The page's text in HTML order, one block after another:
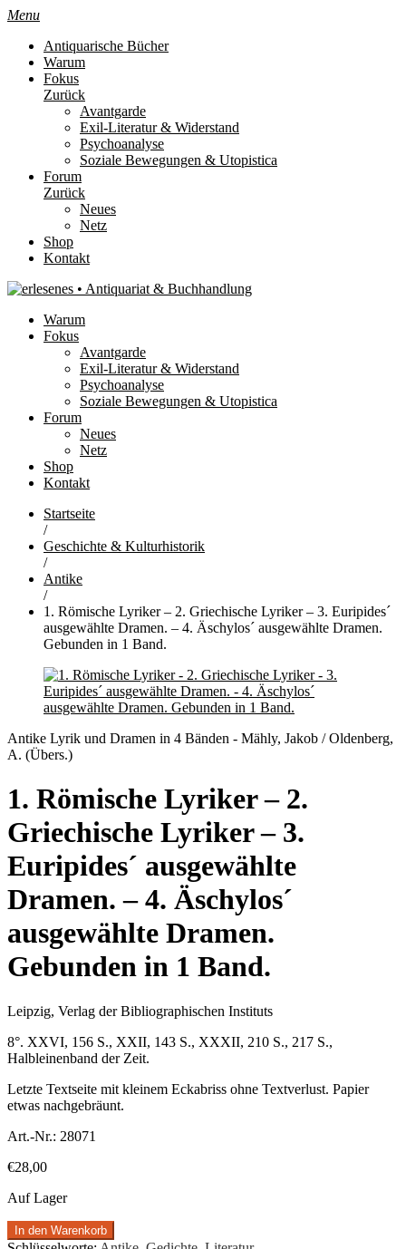
Menu
Antiquarische Bücher
Warum
Fokus
Zurück
Avantgarde
Exil-Literatur & Widerstand
Psychoanalyse
Soziale Bewegungen & Utopistica
Forum
Zurück
Neues
Netz
Shop
Kontakt
Warum
Fokus
Avantgarde
Exil-Literatur & Widerstand
Psychoanalyse
Soziale Bewegungen & Utopistica
Forum
Neues
Netz
Shop
Kontakt
Startseite
/
Geschichte & Kulturhistorik
/
Antike
/
1. Römische Lyriker – 2. Griechische Lyriker – 3. Euripides´
ausgewählte Dramen. – 4. Äschylos´ ausgewählte Dramen.
Gebunden in 1 Band.
Antike Lyrik und Dramen in 4 Bänden - Mähly, Jakob / Oldenberg,
A. (Übers.)
1. Römische Lyriker – 2.
Griechische Lyriker – 3.
Euripides´ ausgewählte
Dramen. – 4. Äschylos´
ausgewählte Dramen.
Gebunden in 1 Band.
Leipzig, Verlag der Bibliographischen Instituts
8°. XXVI, 156 S., XXII, 143 S., XXXII, 210 S., 217 S.,
Halbleinenband der Zeit.
Letzte Textseite mit kleinem Eckabriss ohne Textverlust. Papier
etwas nachgebräunt.
Art.-Nr.: 28071
€28,00
Auf Lager
In den Warenkorb